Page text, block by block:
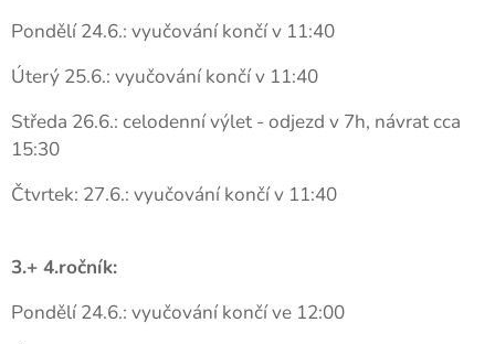
Pondělí 24.6.: vyučování končí v 11:40
Úterý 25.6.: vyučování končí v 11:40
Středa 26.6.: celodenní výlet - odjezd v 7h, návrat cca
15:30
Čtvrtek: 27.6.: vyučování končí v 11:40
3.+ 4.ročník:
Pondělí 24.6.: vyučování končí ve 12:00